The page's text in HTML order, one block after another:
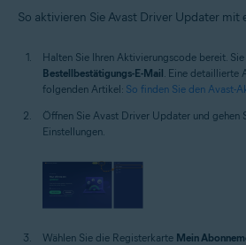
So aktivieren Sie Avast Driver Updater
Halten Sie Ihren Aktivierungscode bereit.
Bestellbestätigungs-E-Mail. Eine detaillierte
folgenden Artikel: So finden Sie den Avast-
Öffnen Sie Avast Driver Updater und gehen
Einstellungen.
Wählen Sie die Registerkarte Mein